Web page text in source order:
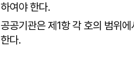
하여야 한다.
공공기관은 제1항 각 호의 범위
한다.